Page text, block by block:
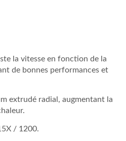
la vitesse en fonction de la
de bonnes performances et
extrudé radial, augmentant la
/ 1200.